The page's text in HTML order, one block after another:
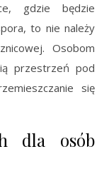
gdzie będzie
to nie należy
Osobom
przestrzeń pod
się
dla osób